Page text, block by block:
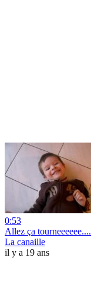
0:53
Allez ça tourneeeeee....
La canaille
il y a 19 ans